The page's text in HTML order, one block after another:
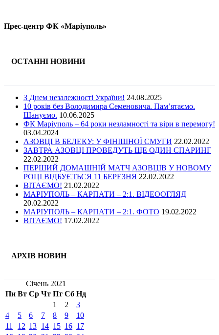
Прес-центр ФК «Маріуполь»
ОСТАННІ НОВИНИ
З Днем незалежності України! 24.08.2025
10 років без Володимира Семеновича. Пам’ятаємо.
Шануємо. 10.06.2025
ФК Маріуполь – 64 роки незламності та віри в перемогу!
03.04.2024
АЗОВЦІ В БЕЛЕКУ: У ФІНІШНОЇ СМУГИ 22.02.2022
ЗАВТРА АЗОВЦІ ПРОВЕДУТЬ ЩЕ ОДИН СПАРИНГ
22.02.2022
ПЕРШИЙ ДОМАШНІЙ МАТЧ АЗОВЦІВ У НОВОМУ
РОЦІ ВІДБУЄТЬСЯ 11 БЕРЕЗНЯ 22.02.2022
ВІТАЄМО! 21.02.2022
МАРІУПОЛЬ – КАРПАТИ – 2:1. ВІДЕООГЛЯД
20.02.2022
МАРІУПОЛЬ – КАРПАТИ – 2:1. ФОТО 19.02.2022
ВІТАЄМО! 17.02.2022
АРХІВ НОВИН
Січень 2021
Пн Вт Ср Чт Пт Сб Нд
1
2
3
4
5 6 7 8 9
10
11
12 13 14 15 16 17